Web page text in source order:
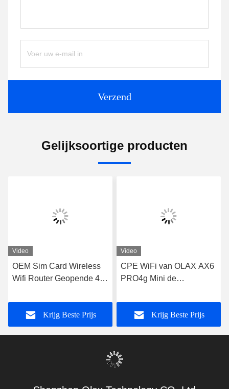
Verzend
Gelijksoortige producten
Video
OEM Sim Card Wireless
Wifi Router Geopende 4G
AX6 PRO
Krijg Beste Prijs
Video
CPE WiFi van OLAX AX6
PRO4g Mini de
van de Router4000mah
Batterij
Krijg Beste Prijs